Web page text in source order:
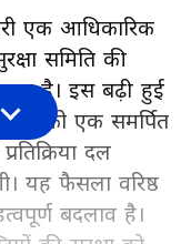
एक आधिकारिक
समिति की
है। इस बढ़ी हुई
को एक समर्पित
दल
यह फैसला वरिष्ठ
बदलाव है।